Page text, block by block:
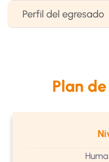
Perfil del egresado
Plan